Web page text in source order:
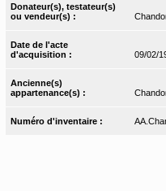
Donateur(s), testateur(s)
ou vendeur(s) :
Date de l'acte
d'acquisition :
09/02/
Ancienne(s)
appartenance(s) :
Numéro d'inventaire :